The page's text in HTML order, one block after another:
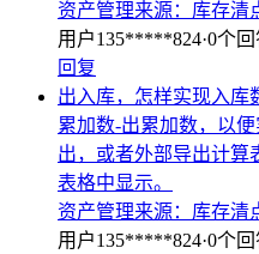
资产管理来源： 库存清
用户135*****824·0个回
回复
出入库，怎样实现入库
累加数-出累加数，以
出，或者外部导出计算
表格中显示。
资产管理来源： 库存清
用户135*****824·0个回